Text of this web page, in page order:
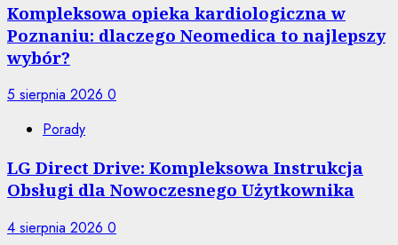
Kompleksowa opieka kardiologiczna w
Poznaniu: dlaczego Neomedica to najlepszy
wybór?
5 sierpnia 2026 0
Porady
LG Direct Drive: Kompleksowa Instrukcja
Obsługi dla Nowoczesnego Użytkownika
4 sierpnia 2026 0